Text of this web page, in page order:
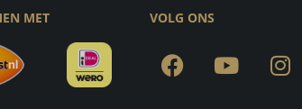
MET VOLG ONS